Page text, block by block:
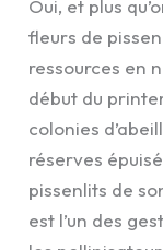
Oui, et plus
fleurs de
ressources en
début du
colonies
réserves
pissenlits de
est l’un des